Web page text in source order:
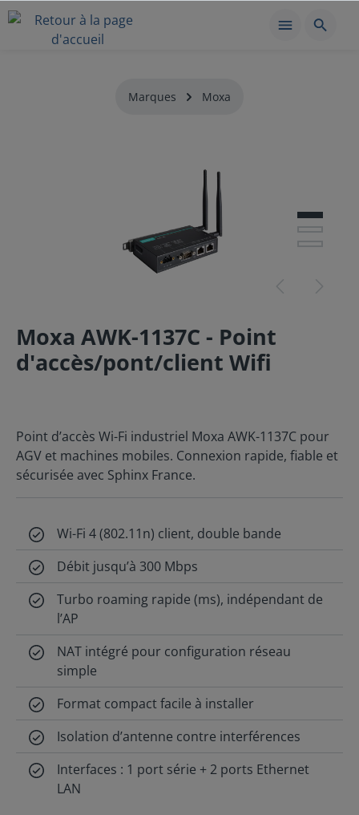
Marques Moxa
Moxa AWK-1137C - Point
d'accès/pont/client Wifi
Point d’accès Wi-Fi industriel Moxa AWK-1137C pour
AGV et machines mobiles. Connexion rapide, fiable et
sécurisée avec Sphinx France.
Wi-Fi 4 (802.11n) client, double bande
Débit jusqu’à 300 Mbps
Turbo roaming rapide (ms), indépendant de
l’AP
NAT intégré pour configuration réseau
simple
Format compact facile à installer
Isolation d’antenne contre interférences
Interfaces : 1 port série + 2 ports Ethernet
LAN